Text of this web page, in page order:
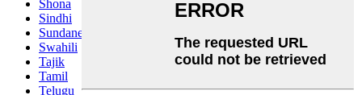
Shona
Sindhi
Sundanese
Swahili
Tajik
Tamil
Telugu